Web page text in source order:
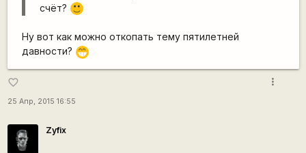
счёт?
:)
Ну вот как можно откопать тему пятилетней
давности? ;D
favorite_border
25 Апр, 2015 16:55
more_vert
Zyfix